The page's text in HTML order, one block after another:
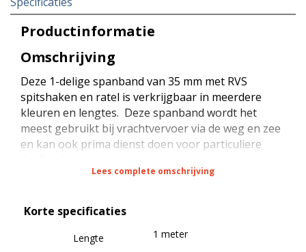
Productinformatie
Omschrijving
Deze 1-delige spanband van 35 mm met RVS
spitshaken en ratel is verkrijgbaar in meerdere
kleuren en lengtes. Deze spanband wordt het
meest gebruikt bij vrachtvervoer via de weg en zee
en kan ook prima dienst doen voor particuliere
rondsjorren (omsnoeren) en een sterkte van 100
daN (STF) bij kracht zekeren (neerbinden). De
spanband is voorzien van een RVS ratel met een
Lees complete omschrijving
Korte specificaties
Lengte 1 meter